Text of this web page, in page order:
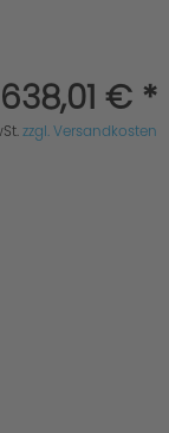
638,01 € *
zzgl. Versandkosten